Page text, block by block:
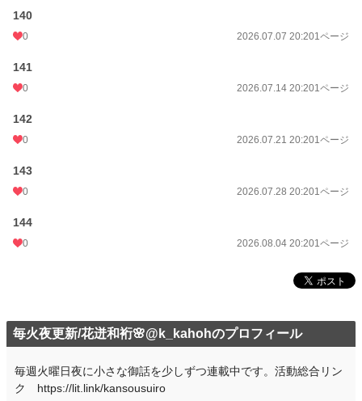
140
0 2026.07.07 20:201ページ
141
0 2026.07.14 20:201ページ
142
0 2026.07.21 20:201ページ
143
0 2026.07.28 20:201ページ
144
0 2026.08.04 20:201ページ
毎火夜更新/花迸和裄🌸@k_kahohのプロフィール
毎週火曜日夜に小さな御話を少しずつ連載中です。活動総合リン
ク https://lit.link/kansousuiro